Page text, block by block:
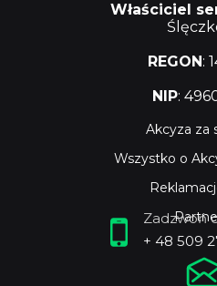
Zadzwoń
+ 48 509
Właściciel
REGON:
NIP:
Akcyza za
Wszystko o